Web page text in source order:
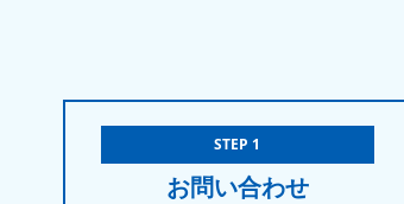
STEP 1
お問い合わせ